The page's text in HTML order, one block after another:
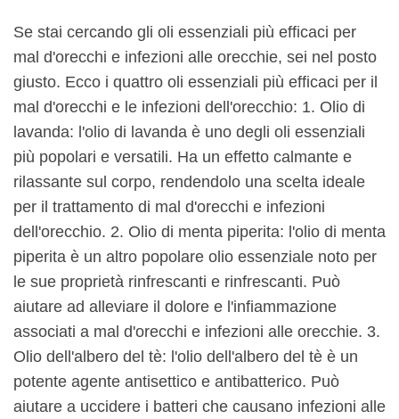
Se stai cercando gli oli essenziali più efficaci per
mal d'orecchi e infezioni alle orecchie, sei nel posto
giusto. Ecco i quattro oli essenziali più efficaci per il
mal d'orecchi e le infezioni dell'orecchio: 1. Olio di
lavanda: l'olio di lavanda è uno degli oli essenziali
più popolari e versatili. Ha un effetto calmante e
rilassante sul corpo, rendendolo una scelta ideale
per il trattamento di mal d'orecchi e infezioni
dell'orecchio. 2. Olio di menta piperita: l'olio di menta
piperita è un altro popolare olio essenziale noto per
le sue proprietà rinfrescanti e rinfrescanti. Può
aiutare ad alleviare il dolore e l'infiammazione
associati a mal d'orecchi e infezioni alle orecchie. 3.
Olio dell'albero del tè: l'olio dell'albero del tè è un
potente agente antisettico e antibatterico. Può
aiutare a uccidere i batteri che causano infezioni alle